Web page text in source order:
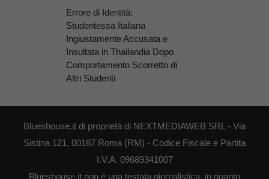
Errore di Identità:
Studentessa Italiana
Ingiustamente Accusata e
Insultata in Thailandia Dopo
Comportamento Scorretto di
Altri Studenti
Blueshouse.it di proprietà di NEXTMEDIAWEB SRL - Via
Sistina 121, 00187 Roma (RM) - Codice Fiscale e Partita
I.V.A. 09689341007
Blueshouse.it non è una testata giornalistica, in quanto